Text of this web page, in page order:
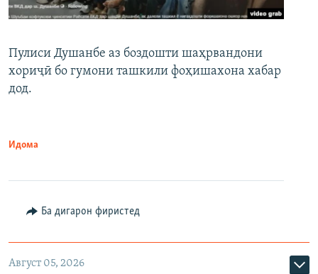
Пулиси Душанбе аз боздошти шаҳрвандони
хориҷӣ бо гумони ташкили фоҳишахона хабар
дод.
Идома
Ба дигарон фиристед
Август 05, 2026